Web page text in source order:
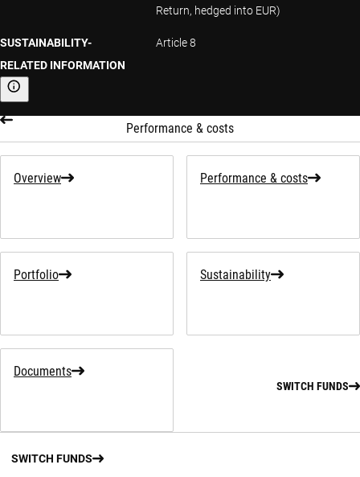
Return, hedged into EUR)
SUSTAINABILITY-
RELATED INFORMATION
Sustainability-related information
Article 8
Performance & costs
Overview Performance & costs
Portfolio Sustainability
Documents
SWITCH FUNDS
SWITCH FUNDS